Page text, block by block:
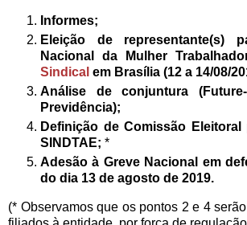
Informes;
Eleição de representante(s)
Nacional da Mulher
Sindical em Brasília (12 a 14/08/
Análise de conjuntura
Previdência);
Definição de Comissão
SINDTAE; *
Adesão à Greve Nacional em
do dia 13 de agosto de 2019.
(* Observamos que os pontos 2 e 4